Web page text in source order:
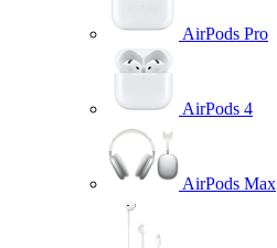
AirPods Pro
AirPods 4
AirPods Max